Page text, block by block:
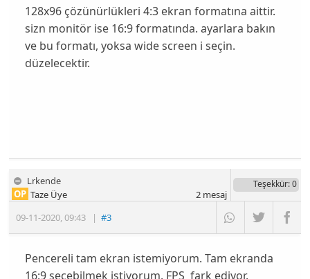
128x96 çözünürlükleri 4:3 ekran formatına aittir.
sizn monitör ise 16:9 formatında. ayarlara bakın
ve bu formatı, yoksa wide screen i seçin.
düzelecektir.
Lrkende
09-11-2020,09:43 |#3
OP Taze Üye
Teşekkür: 0
2mesaj
Pencereli tam ekran istemiyorum. Tam ekranda
16:9 seçebilmek istiyorum. FPS fark ediyor.